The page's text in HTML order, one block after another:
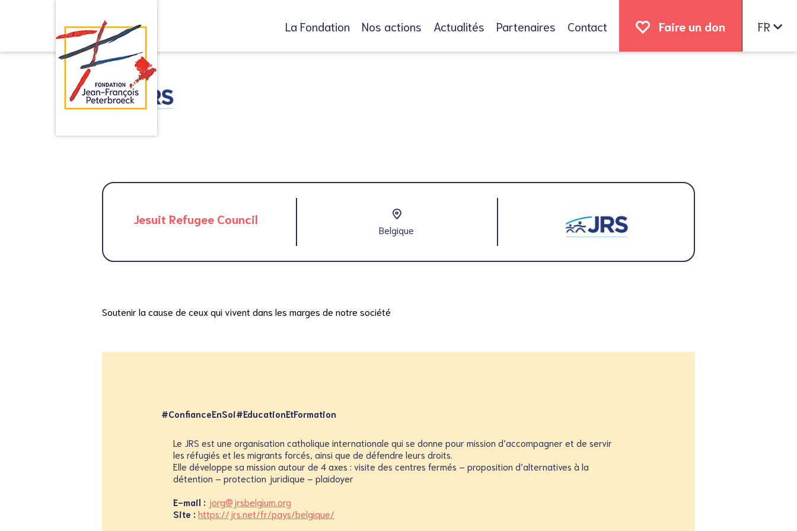
La Fondation Nos actions Actualités Partenaires Contact Faire un don FR
Jesuit Refugee Council
Belgique
Soutenir la cause de ceux qui vivent dans les marges de notre société
#ConfianceEnSoi#EducationEtFormation
Le JRS est une organisation catholique internationale qui se donne pour mission d’accompagner et de servir
les réfugiés et les migrants forcés, ainsi que de défendre leurs droits.
Elle développe sa mission autour de 4 axes : visite des centres fermés – proposition d’alternatives à la
détention – protection juridique – plaidoyer
E-mail : jorg@jrsbelgium.org
Site : https://jrs.net/fr/pays/belgique/